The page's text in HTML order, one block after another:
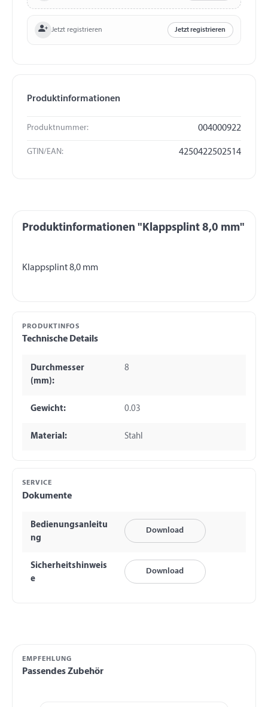
Jetzt registrieren Jetzt registrieren
Produktinformationen
Produktnummer: 004000922
GTIN/EAN: 4250422502514
Produktinformationen "Klappsplint 8,0 mm"
PRODUKTINFOS
Technische Details
Durchmesser
(mm):
8
Gewicht: 0.03
Material: Stahl
SERVICE
Dokumente
Bedienungsanleitu
ng
Download
Sicherheitshinweis
e
Download
EMPFEHLUNG
Passendes Zubehör